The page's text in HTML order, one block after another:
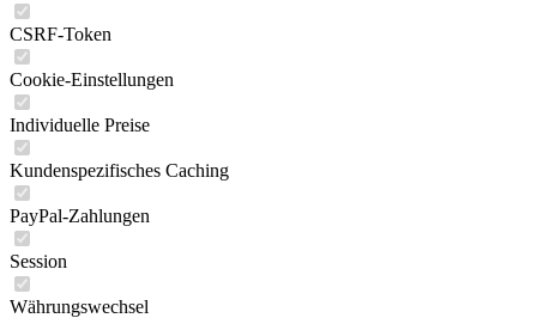
CSRF-Token
Cookie-Einstellungen
Individuelle Preise
Kundenspezifisches Caching
PayPal-Zahlungen
Session
Währungswechsel